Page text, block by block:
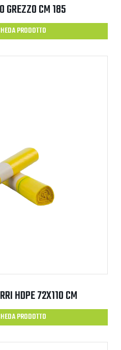
GREZZO CM 185
PRODOTTO
HDPE 72X110 CM
PRODOTTO